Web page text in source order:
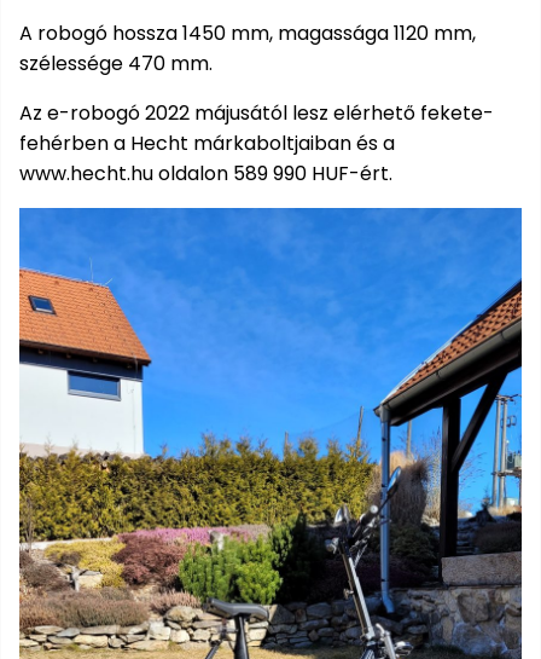
A robogó hossza 1450 mm, magassága 1120 mm,
szélessége 470 mm.
Az e-robogó 2022 májusától lesz elérhető fekete-
fehérben a Hecht márkaboltjaiban és a
www.hecht.hu oldalon 589 990 HUF-ért.